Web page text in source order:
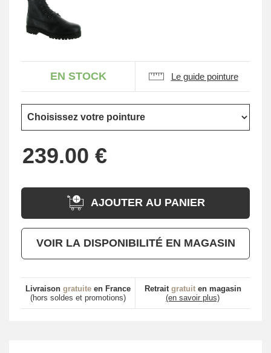
EN STOCK Le guide pointure
AJOUTER AU PANIER
VOIR LA DISPONIBILITÉ EN MAGASIN
Livraison gratuite en France
(hors soldes et promotions)
Retrait gratuiten magasin
(en savoir plus)